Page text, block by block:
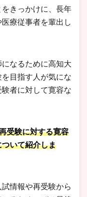
きっかけに、長年
療従事者を輩出し
になるために高知大
目指す人が気にな
者に対して寛容な
受験に対する寛容
いて紹介しま
情報や再受験から